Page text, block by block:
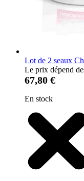
Lot de 2 seaux
Le prix dépend
67,80 €
En stock